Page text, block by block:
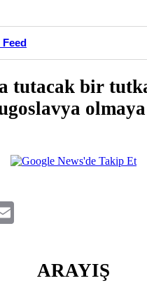
Feed
tutacak bir
ARAYIŞ